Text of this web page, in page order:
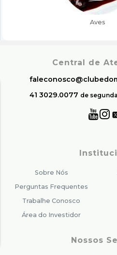
Central de
41 3029.0077 de
Sobre Nós
Perguntas Frequentes
Trabalhe Conosco
Área do Investidor
Nossos